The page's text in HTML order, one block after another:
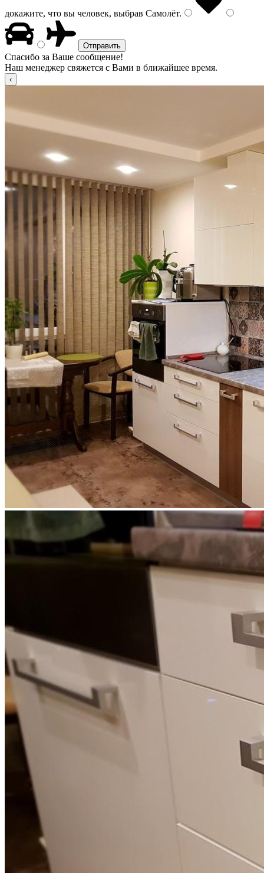
докажите, что вы человек, выбрав Самолёт.
Спасибо за Ваше сообщение!
Наш менеджер свяжется с Вами в ближайшее время.